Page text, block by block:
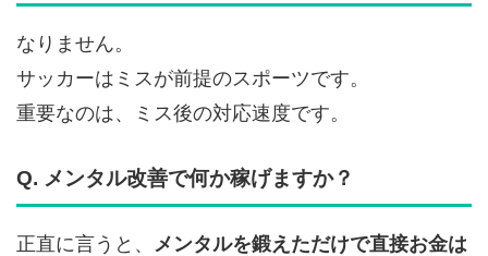
なりません。
サッカーはミスが前提のスポーツです。
重要なのは、ミス後の対応速度です。
Q. メンタル改善で何か稼げますか？
正直に言うと、
メンタルを鍛えただけで直接お金は